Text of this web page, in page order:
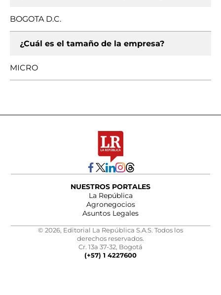
BOGOTA D.C.
¿Cuál es el tamaño de la empresa?
MICRO
NUESTROS PORTALES
La República
Agronegocios
Asuntos Legales
© 2026, Editorial La República S.A.S. Todos los
derechos reservados.
Cr. 13a 37-32, Bogotá
(+57) 1 4227600